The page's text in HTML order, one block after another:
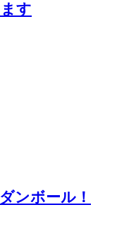
す
ンボール！